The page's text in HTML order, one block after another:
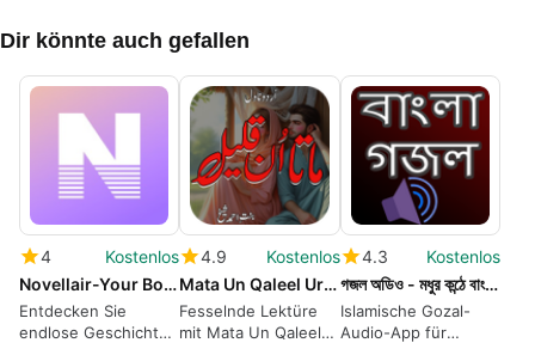
Dir könnte auch gefallen
4
Kostenlos
Novellair-Your Book Nook
Entdecken Sie
endlose Geschichten
4.9
Kostenlos
Mata Un Qaleel Urdu Novel
Fesselnde Lektüre
mit Mata Un Qaleel
4.3
Kostenlos
গজল অডিও - মধুর কন্ঠে বাংলা গজল
Islamische Gozal-
Audio-App für